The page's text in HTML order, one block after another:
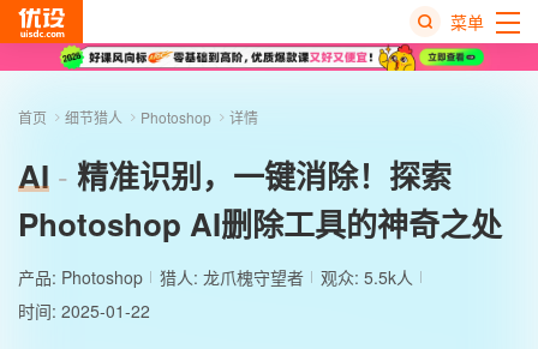
菜单
首页 细节猎人 Photoshop 详情
AI
精准识别，一键消除！探索
Photoshop AI删除工具的神奇之处
产品: Photoshop 猎人: 龙爪槐守望者
观众: 5.5k人
时间: 2025-01-22